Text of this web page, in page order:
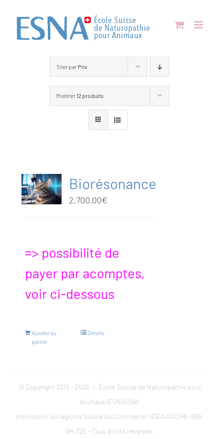
contenu
Trier par Prix
Montrer 12 produits
Biorésonance
2,700.00€
=> possibilité de
payer par acomptes,
voir ci-dessous
Ajouter au
panier
Détails
© Copyright 2012 - 2026 | École Suisse de Naturopathie pour
Animaux (ESNA) Sàrl
Inscription au registre Suisse du Commerce: IDE/UID CHE-299-
194.322 - Tous droits réservés.